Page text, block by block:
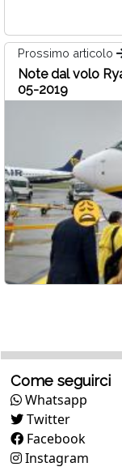
Prossimo articolo
Note dal volo
05-2019
Come seguirci
Whatsapp
Twitter
Facebook
Instagram